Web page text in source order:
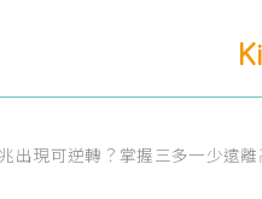
出現可逆轉？掌握三多一少遠